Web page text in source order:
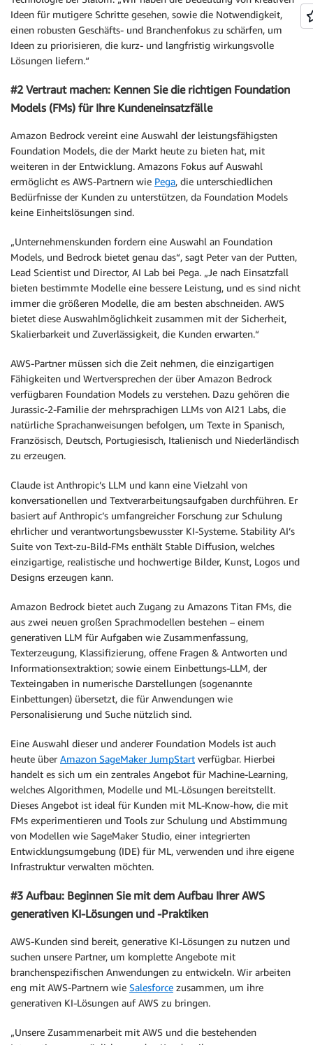
Ideen für mutigere Schritte gesehen, sowie die Notwendigkeit,
einen robusten Geschäfts- und Branchenfokus zu schärfen, um
Ideen zu priorisieren, die kurz- und langfristig wirkungsvolle
Lösungen liefern.“
#2 Vertraut machen: Kennen Sie die richtigen Foundation
Models (FMs) für Ihre Kundeneinsatzfälle
Amazon Bedrock vereint eine Auswahl der leistungsfähigsten
Foundation Models, die der Markt heute zu bieten hat, mit
weiteren in der Entwicklung. Amazons Fokus auf Auswahl
ermöglicht es AWS-Partnern wie Pega, die unterschiedlichen
Bedürfnisse der Kunden zu unterstützen, da Foundation Models
keine Einheitslösungen sind.
„Unternehmenskunden fordern eine Auswahl an Foundation
Models, und Bedrock bietet genau das“, sagt Peter van der Putten,
Lead Scientist und Director, AI Lab bei Pega. „Je nach Einsatzfall
bieten bestimmte Modelle eine bessere Leistung, und es sind nicht
immer die größeren Modelle, die am besten abschneiden. AWS
bietet diese Auswahlmöglichkeit zusammen mit der Sicherheit,
Skalierbarkeit und Zuverlässigkeit, die Kunden erwarten.“
AWS-Partner müssen sich die Zeit nehmen, die einzigartigen
Fähigkeiten und Wertversprechen der über Amazon Bedrock
verfügbaren Foundation Models zu verstehen. Dazu gehören die
Jurassic-2-Familie der mehrsprachigen LLMs von AI21 Labs, die
natürliche Sprachanweisungen befolgen, um Texte in Spanisch,
Französisch, Deutsch, Portugiesisch, Italienisch und Niederländisch
zu erzeugen.
Claude ist Anthropic’s LLM und kann eine Vielzahl von
konversationellen und Textverarbeitungsaufgaben durchführen. Er
basiert auf Anthropic’s umfangreicher Forschung zur Schulung
ehrlicher und verantwortungsbewusster KI-Systeme. Stability AI’s
Suite von Text-zu-Bild-FMs enthält Stable Diffusion, welches
einzigartige, realistische und hochwertige Bilder, Kunst, Logos und
Designs erzeugen kann.
Amazon Bedrock bietet auch Zugang zu Amazons Titan FMs, die
aus zwei neuen großen Sprachmodellen bestehen – einem
generativen LLM für Aufgaben wie Zusammenfassung,
Texterzeugung, Klassifizierung, offene Fragen & Antworten und
Informationsextraktion; sowie einem Einbettungs-LLM, der
Texteingaben in numerische Darstellungen (sogenannte
Einbettungen) übersetzt, die für Anwendungen wie
Personalisierung und Suche nützlich sind.
Eine Auswahl dieser und anderer Foundation Models ist auch
heute über Amazon SageMaker JumpStart verfügbar. Hierbei
handelt es sich um ein zentrales Angebot für Machine-Learning,
welches Algorithmen, Modelle und ML-Lösungen bereitstellt.
Dieses Angebot ist ideal für Kunden mit ML-Know-how, die mit
FMs experimentieren und Tools zur Schulung und Abstimmung
von Modellen wie SageMaker Studio, einer integrierten
Entwicklungsumgebung (IDE) für ML, verwenden und ihre eigene
Infrastruktur verwalten möchten.
#3 Aufbau: Beginnen Sie mit dem Aufbau Ihrer AWS
generativen KI-Lösungen und -Praktiken
AWS-Kunden sind bereit, generative KI-Lösungen zu nutzen und
suchen unsere Partner, um komplette Angebote mit
branchenspezifischen Anwendungen zu entwickeln. Wir arbeiten
eng mit AWS-Partnern wie Salesforce zusammen, um ihre
generativen KI-Lösungen auf AWS zu bringen.
„Unsere Zusammenarbeit mit AWS und die bestehenden